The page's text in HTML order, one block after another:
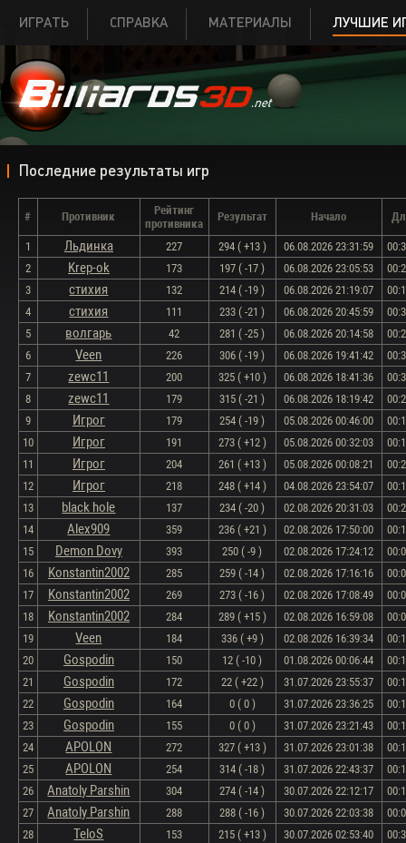
ИГРАТЬ СПРАВКА МАТЕРИАЛЫ ЛУЧШИЕ
Последние результаты игр
# Противник
Рейтинг
противника
Результат Начало
1 Льдинка 227 294 ( +13 ) 06.08.2026 23:31:59
2
Krep-ok 173 197 ( -17 ) 06.08.2026 23:05:53
3
стихия 132 214 ( -19 ) 06.08.2026 21:19:07
4
стихия 111 233 ( -21 ) 06.08.2026 20:45:59
5
волгарь 42 281 ( -25 ) 06.08.2026 20:14:58
6
Veen 226 306 ( -19 ) 06.08.2026 19:41:42
7
zewc11 200 325 ( +10 ) 06.08.2026 18:41:36
8
zewc11 179 315 ( -21 ) 06.08.2026 18:19:42
9
Игрог 179 254 ( -19 ) 05.08.2026 00:46:00
10
Игрог 191 273 ( +12 ) 05.08.2026 00:32:03
11
Игрог 204 261 ( +13 ) 05.08.2026 00:08:21
12
Игрог 218 248 ( +14 ) 04.08.2026 23:54:07
13
black hole 137 234 ( -20 ) 02.08.2026 20:31:03
14
Alex909 359 236 ( +21 ) 02.08.2026 17:50:00
15
Demon Dovy 393 250 ( -9 ) 02.08.2026 17:24:12
16
Konstantin2002 285 259 ( -14 ) 02.08.2026 17:16:16
17
Konstantin2002 269 273 ( -16 ) 02.08.2026 17:08:49
18
Konstantin2002 284 289 ( +15 ) 02.08.2026 16:59:08
19
Veen 184 336 ( +9 ) 02.08.2026 16:39:34
20
Gospodin 150 12 ( -10 ) 01.08.2026 00:06:44
21
Gospodin 172 22 ( +22 ) 31.07.2026 23:55:37
22
Gospodin 164 0 ( 0 ) 31.07.2026 23:36:25
23
Gospodin 155 0 ( 0 ) 31.07.2026 23:21:43
24
APOLON 272 327 ( +13 ) 31.07.2026 23:01:38
25
APOLON 254 314 ( -18 ) 31.07.2026 22:43:37
26
Anatoly Parshin 304 274 ( -14 ) 30.07.2026 22:12:17
27
Anatoly Parshin 288 288 ( -16 ) 30.07.2026 22:03:38
28
TeloS 153 215 ( +13 ) 30.07.2026 02:53:40